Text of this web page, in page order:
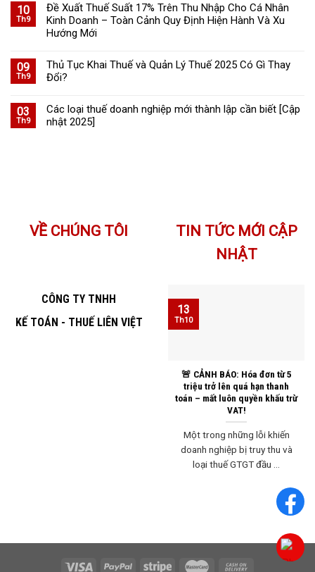
10
Th9
Đề Xuất Thuế Suất 17% Trên Thu Nhập Cho Cá Nhân
Kinh Doanh – Toàn Cảnh Quy Định Hiện Hành Và Xu
Hướng Mới
09
Th9
Thủ Tục Khai Thuế và Quản Lý Thuế 2025 Có Gì Thay
Đổi?
03
Th9
Các loại thuế doanh nghiệp mới thành lập cần biết [Cập
nhật 2025]
VỀ CHÚNG TÔI
CÔNG TY TNHH
KẾ TOÁN - THUẾ LIÊN VIỆT
TIN TỨC MỚI CẬP
NHẬT
🚨 CẢNH BÁO: Hóa đơn từ 5
triệu trở lên quá hạn thanh
toán – mất luôn quyền khấu trừ
VAT!
Một trong những lỗi khiến
doanh nghiệp bị truy thu và
loại thuế GTGT đầu ...
13
Th10